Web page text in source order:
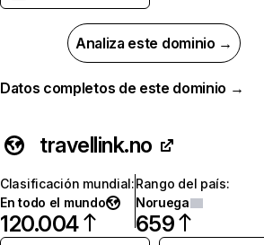
Analiza este dominio →
Datos completos de este dominio →
travellink.no
Clasificación mundial:
En todo el mundo
120.004
Rango del país:
Noruega
659